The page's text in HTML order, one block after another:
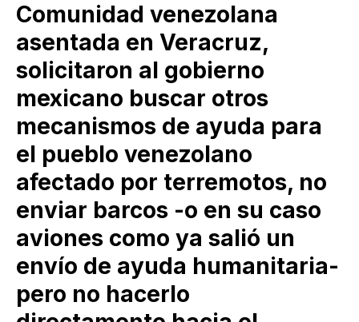
Comunidad venezolana
asentada en Veracruz,
solicitaron al gobierno
mexicano buscar otros
mecanismos de ayuda para
el pueblo venezolano
afectado por terremotos, no
enviar barcos -o en su caso
aviones como ya salió un
envío de ayuda humanitaria-
pero no hacerlo